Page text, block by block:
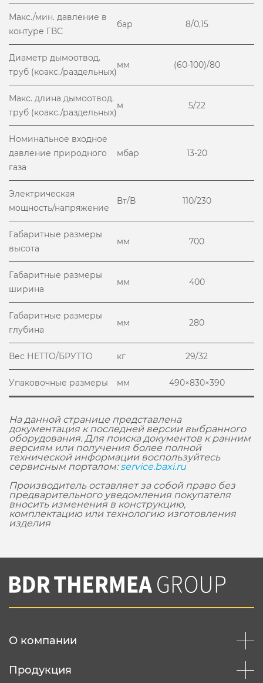
Макс./мин. давление в
контуре ГВС
бар 8/0,15
Диаметр дымоотвод.
труб (коакс./раздельных)
мм (60-100)/80
Макс. длина дымоотвод.
труб (коакс./раздельных)
м 5/22
Номинальное входное
давление природного
газа
мбар 13-20
Электрическая
мощность/напряжение
Вт/В 110/230
Габаритные размеры
высота
мм 700
Габаритные размеры
ширина
мм 400
Габаритные размеры
глубина
мм 280
Вес НЕТТО/БРУТТО кг 29/32
Упаковочные размеры мм 490×830×390
На данной странице представлена
документация к последней версии выбранного
оборудования. Для поиска документов к ранним
версиям или получения более полной
технической информации воспользуйтесь
сервисным порталом:service.baxi.ru
Производитель оставляет за собой право без
предварительного уведомления покупателя
вносить изменения в конструкцию,
комплектацию или технологию изготовления
изделия
О компании
Продукция